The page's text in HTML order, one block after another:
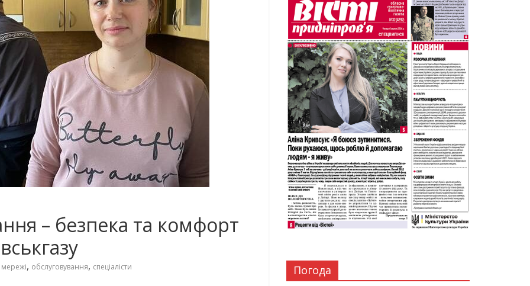
– безпека та комфорт
мережі, обслуговування, спеціалісти Погода